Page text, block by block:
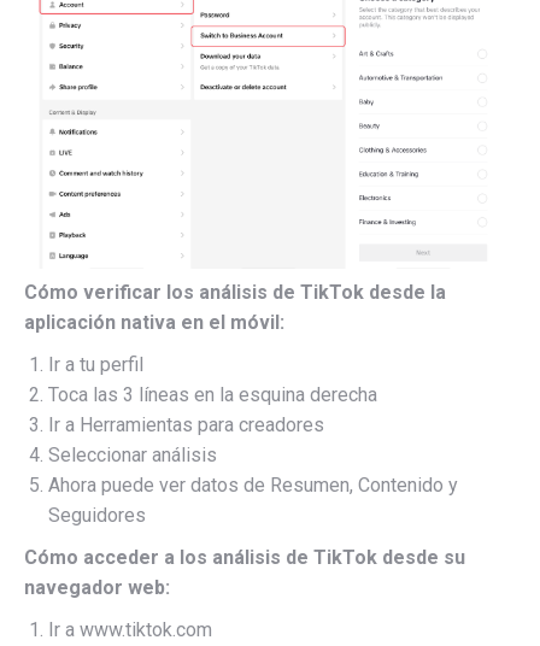
Cómo verificar los análisis de TikTok desde la
aplicación nativa en el móvil:
Ir a tu perfil
Toca las 3 líneas en la esquina derecha
Ir a Herramientas para creadores
Seleccionar análisis
Ahora puede ver datos de Resumen, Contenido y
Seguidores
Cómo acceder a los análisis de TikTok desde su
navegador web:
Ir a www.tiktok.com